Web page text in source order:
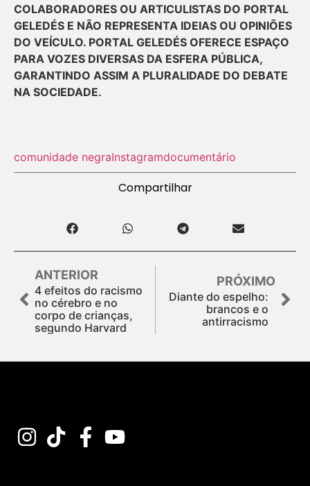
COLABORADORES OU ARTICULISTAS DO PORTAL
GELEDÉS E NÃO REPRESENTA IDEIAS OU OPINIÕES
DO VEÍCULO. PORTAL GELEDÉS OFERECE ESPAÇO
PARA VOZES DIVERSAS DA ESFERA PÚBLICA,
GARANTINDO ASSIM A PLURALIDADE DO DEBATE
NA SOCIEDADE.
comunidade negraInstagramdocumentário
Compartilhar
ANTERIOR
4 efeitos do racismo
no cérebro e no
corpo de crianças,
segundo Harvard
PRÓXIMO
Diante do espelho:
brancos e o
antirracismo